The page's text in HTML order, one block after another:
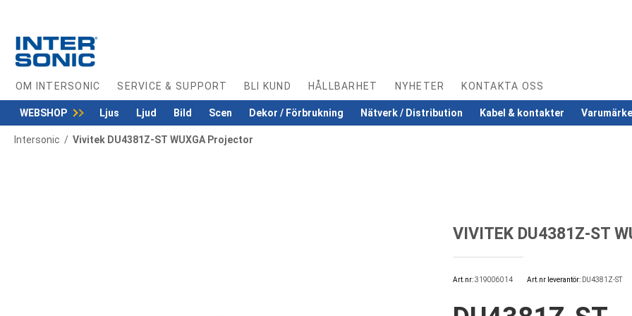
OM INTERSONIC SERVICE & SUPPORT BLI KUND HÅLLBARHET NYHETER KONTAKTA OSS
WEBSHOP Ljus Ljud Bild Scen Dekor / Förbrukning Nätverk / Distribution Kabel & kontakter Varumärke
Intersonic Vivitek DU4381Z-ST WUXGA Projector
VIVITEK DU4381Z-ST
Art.nr 319006014 Art.nr leverantör: DU4381Z-ST